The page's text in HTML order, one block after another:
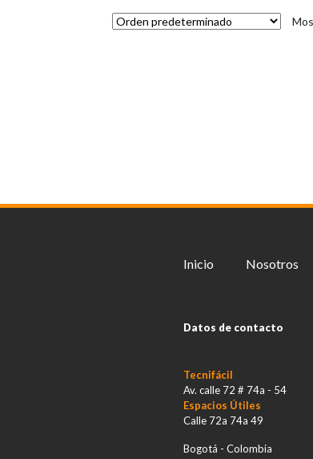
Las
opciones
Inicio Nosotros
Datos de contacto
Tecnifácil
Av. calle 72 # 74a - 54
Espacios Útiles
Calle 72a 74a 49
Bogotá - Colombia